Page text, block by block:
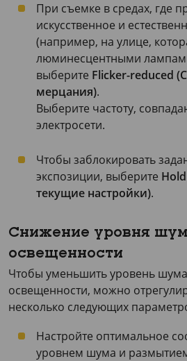
При съемке в средах, где
искусственное и
(например, на улице,
люминесцентными
выберите Flicker-reduced
мерцания).
Выберите частоту,
электросети.
Чтобы заблокировать
экспозиции, выберите
текущие настройки).
Снижение уровня
освещенности
Чтобы уменьшить уровень
освещенности, можно
несколько следующих
Настройте оптимальное
уровнем шума и